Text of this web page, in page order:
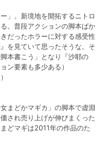
」。新境地を開拓するニトロ
。普段アクションの脚本ばか
だったホラーに対する感受性
を見ていて思ったそうな。そ
本書こう」となり『沙耶の
ン要素も多少ある）
まどかマギカ」の脚本で虚淵
され売り上げが伸びまくった
どマギは2011年の作品のた